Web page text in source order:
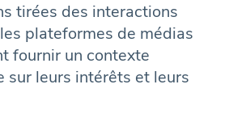
tirées des interactions
plateformes de médias
fournir un contexte
sur leurs intérêts et leurs